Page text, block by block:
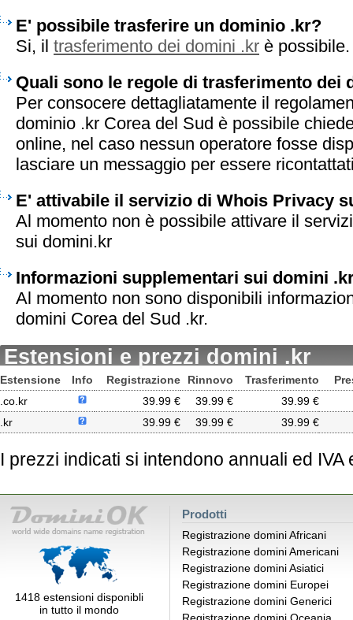
E' possibile trasferire un dominio .kr?
Si, il trasferimento dei domini .kr è possibile.
Quali sono le regole di trasferimento dei
Per consocere dettagliatamente il
dominio .kr Corea del Sud è possibile
online, nel caso nessun operatore fosse
lasciare un messaggio per essere
E' attivabile il servizio di Whois Privacy
Al momento non è possibile attivare il
sui domini.kr
Informazioni supplementari sui domini
Al momento non sono disponibili
domini Corea del Sud .kr.
Estensioni e prezzi domini .kr
Estensione Info Registrazione Rinnovo Trasferimento
.co.kr
39.99 € 39.99 €
39.99 €
.kr
39.99 € 39.99 € 39.99 €
I prezzi indicati si intendono annuali ed IVA
1418 estensioni disponibli
in tutto il mondo
Prodotti
Registrazione domini Africani
Registrazione domini Americani
Registrazione domini Asiatici
Registrazione domini Europei
Registrazione domini Generici